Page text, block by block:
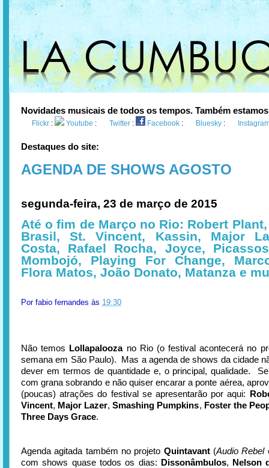
Novidades musicais de todos os tempos. Também
Flickr : Youtube : Twitter : Facebook : Bluesky :
Destaques do site:
AGENDA DE SHOWS AGOSTO
segunda-feira, 23 de março de 2015
Até o fim de Março no Rio: Robert
Brasil, St. Vincent, Kassin, Major
Costa, Rafael Rocha, Joyce,
Mombojó, Playing For Change,
Flora Matos, João Donato, Matanza e
Por fabio fernandes às 19:30
Não temos Lollapalooza no Rio (o festival acontecerá no
semana em São Paulo). Mas a agenda de shows da cidade
dever em termos de quantidade e, o principal, qualidade.
com grana sobrando e não quiser encarar a ponte aérea,
(poucas) atrações do festival se apresentarão por aqui:
Vincent, Major Lazer,Smashing Pumpkins, Foster the
Three Days Grace.
Agenda agitada também no projeto Quintavant (Audio Rebel
com shows quase todos os dias: Dissonâmbulos, Nelson